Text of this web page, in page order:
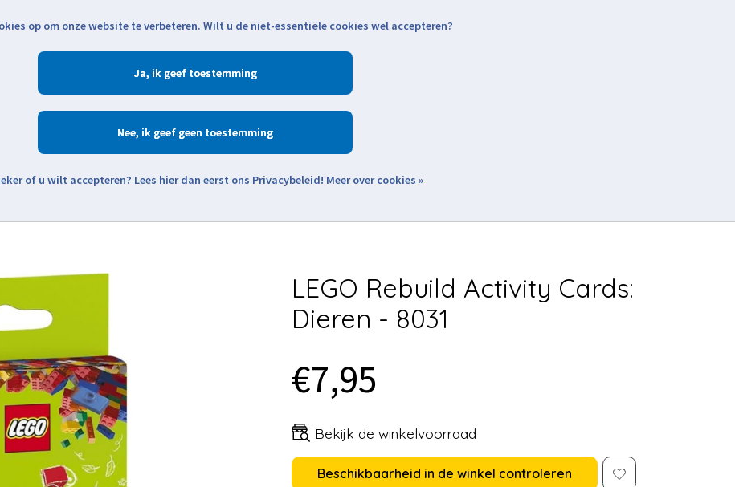
Zoeken
LEGO Rebuild Activity Cards:
Dieren - 8031
€7,95
Bekijk de winkelvoorraad
Beschikbaarheid in de winkel controleren
op om onze website te verbeteren. Wilt u de niet-essentiële cookies wel accepteren?
Ja
Nee
Meer over cookies »